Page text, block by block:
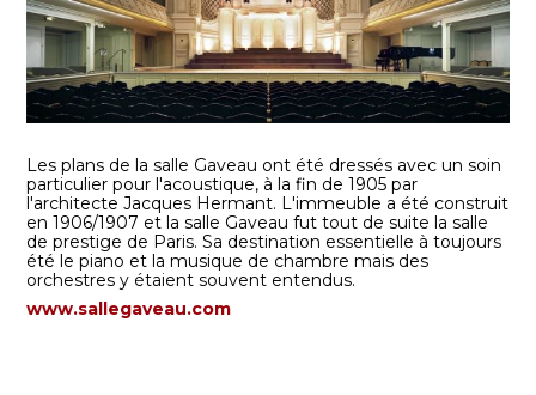
Les plans de la salle Gaveau ont été dressés avec un soin
particulier pour l'acoustique, à la fin de 1905 par
l'architecte Jacques Hermant. L'immeuble a été construit
en 1906/1907 et la salle Gaveau fut tout de suite la salle
de prestige de Paris. Sa destination essentielle à toujours
été le piano et la musique de chambre mais des
orchestres y étaient souvent entendus.
www.sallegaveau.com